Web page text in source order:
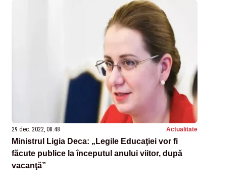
29 dec. 2022, 08:48 Actualitate
Ministrul Ligia Deca: „Legile Educaţiei vor fi
făcute publice la începutul anului viitor, după
vacanţă”